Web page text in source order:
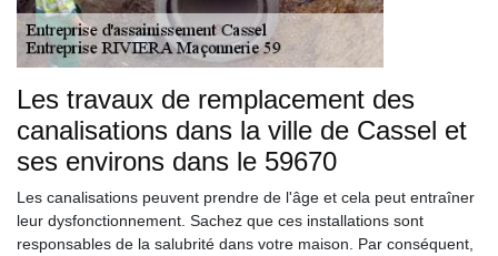
Les travaux de remplacement des
canalisations dans la ville de Cassel et
ses environs dans le 59670
Les canalisations peuvent prendre de l'âge et cela peut entraîner
leur dysfonctionnement. Sachez que ces installations sont
responsables de la salubrité dans votre maison. Par conséquent,